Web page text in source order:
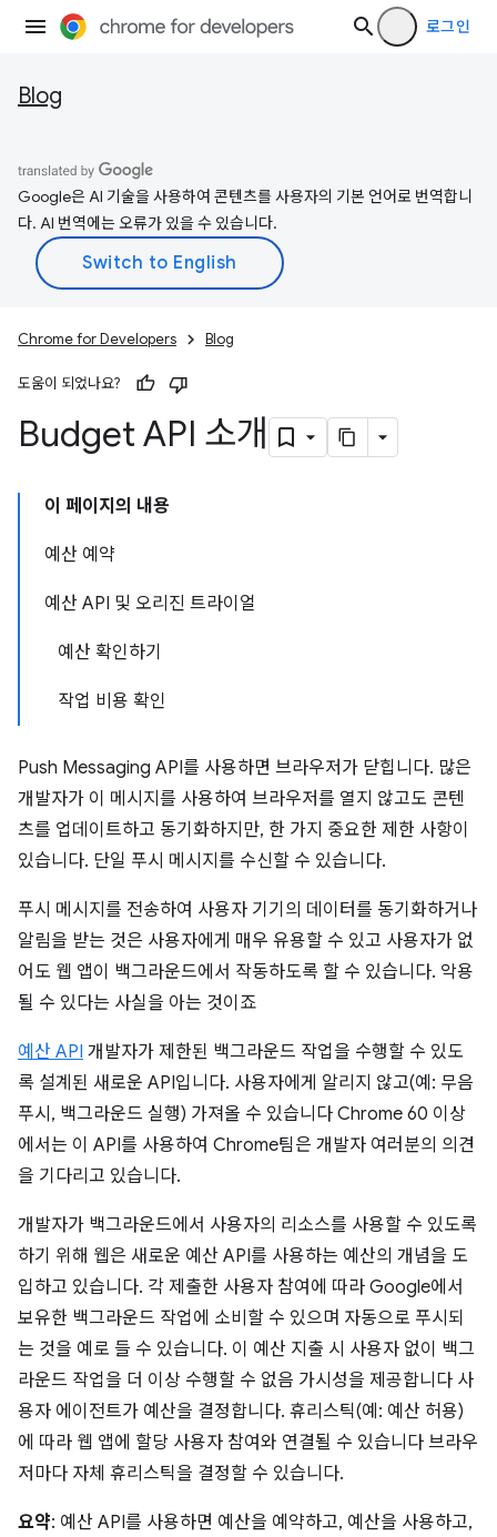
로그인
Blog
Google은 AI 기술을 사용하여 콘텐츠를 사용자의 기본 언어로 번역합니
다. AI 번역에는 오류가 있을 수 있습니다.
Chrome for Developers Blog
도움이 되었나요?
Budget API 소개
이 페이지의 내용
예산 예약
예산 API 및 오리진 트라이얼
예산 확인하기
작업 비용 확인
Push Messaging API를 사용하면 브라우저가 닫힙니다. 많은
개발자가 이 메시지를 사용하여 브라우저를 열지 않고도 콘텐
츠를 업데이트하고 동기화하지만, 한 가지 중요한 제한 사항이
있습니다. 단일 푸시 메시지를 수신할 수 있습니다.
푸시 메시지를 전송하여 사용자 기기의 데이터를 동기화하거나
알림을 받는 것은 사용자에게 매우 유용할 수 있고 사용자가 없
어도 웹 앱이 백그라운드에서 작동하도록 할 수 있습니다. 악용
될 수 있다는 사실을 아는 것이죠
예산 API 개발자가 제한된 백그라운드 작업을 수행할 수 있도
록 설계된 새로운 API입니다. 사용자에게 알리지 않고(예: 무음
푸시, 백그라운드 실행) 가져올 수 있습니다 Chrome 60 이상
에서는 이 API를 사용하여 Chrome팀은 개발자 여러분의 의견
을 기다리고 있습니다.
개발자가 백그라운드에서 사용자의 리소스를 사용할 수 있도록
하기 위해 웹은 새로운 예산 API를 사용하는 예산의 개념을 도
입하고 있습니다. 각 제출한 사용자 참여에 따라 Google에서
보유한 백그라운드 작업에 소비할 수 있으며 자동으로 푸시되
는 것을 예로 들 수 있습니다. 이 예산 지출 시 사용자 없이 백그
라운드 작업을 더 이상 수행할 수 없음 가시성을 제공합니다 사
용자 에이전트가 예산을 결정합니다. 휴리스틱(예: 예산 허용)
에 따라 웹 앱에 할당 사용자 참여와 연결될 수 있습니다 브라우
저마다 자체 휴리스틱을 결정할 수 있습니다.
요약: 예산 API를 사용하면 예산을 예약하고, 예산을 사용하고,